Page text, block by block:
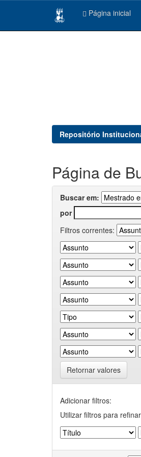
Página inicial
Repositório
Página de
Buscar em:
por
Filtros correntes:
Retornar valores
Adicionar filtros:
Utilizar filtros para